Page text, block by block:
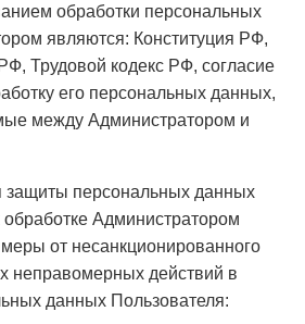
обработки персональных
являются: Конституция РФ,
Трудовой кодекс РФ, согласие
его персональных данных,
между Администратором и
защиты персональных данных
Администратором
от несанкционированного
неправомерных действий в
данных Пользователя: